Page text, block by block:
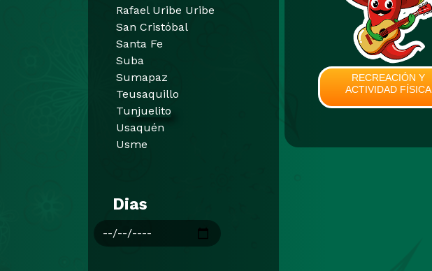
Rafael Uribe Uribe
San Cristóbal
Santa Fe
Suba
Sumapaz
Teusaquillo
Tunjuelito
Usaquén
Usme
Dias
RECREACIÓN Y
ACTIVIDAD FÍSICA